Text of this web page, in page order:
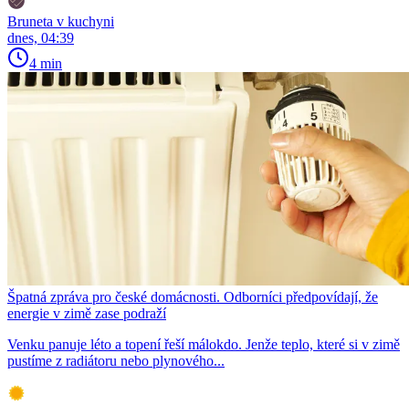
Bruneta v kuchyni
dnes, 04:39
4 min
Špatná zpráva pro české domácnosti. Odborníci předpovídají, že
energie v zimě zase podraží
Venku panuje léto a topení řeší málokdo. Jenže teplo, které si v zimě
pustíme z radiátoru nebo plynového...